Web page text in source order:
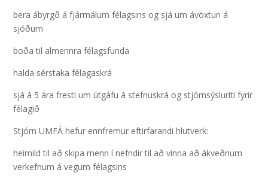
bera ábyrgð á fjármálum félagsins og sjá um ávöxtun á
sjóðum
boða til almennra félagsfunda
halda sérstaka félagaskrá
sjá á 5 ára fresti um útgáfu á stefnuskrá og stjórnsýsluriti fyrir
félagið
Stjórn UMFÁ hefur ennfremur eftirfarandi hlutverk:
heimild til að skipa menn í nefndir til að vinna að ákveðnum
verkefnum á vegum félagsins